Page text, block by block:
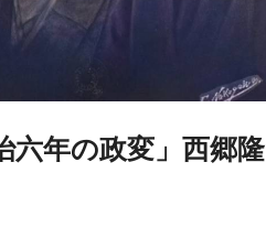
六年の政変」西郷隆